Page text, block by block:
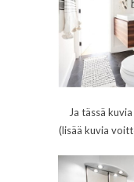
Ja tässä
(lisää kuvia